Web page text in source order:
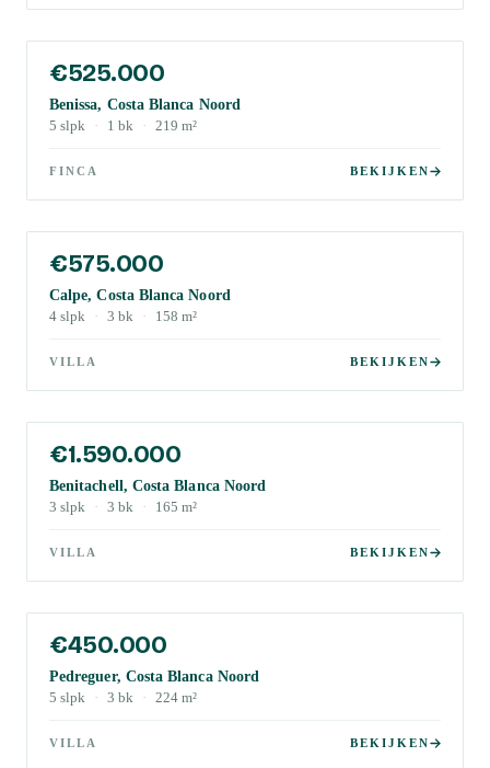
€525.000
Benissa, Costa Blanca Noord
5 slpk · 1 bk · 219 m²
FINCA BEKIJKEN
€575.000
Calpe, Costa Blanca Noord
4 slpk · 3 bk · 158 m²
VILLA BEKIJKEN
€1.590.000
Benitachell, Costa Blanca Noord
3 slpk · 3 bk · 165 m²
VILLA BEKIJKEN
€450.000
Pedreguer, Costa Blanca Noord
5 slpk · 3 bk · 224 m²
VILLA BEKIJKEN